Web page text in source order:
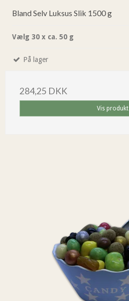
Bland Selv Luksus Slik 1500 g
Vælg 30 x ca. 50 g
På lager
284,25 DKK
Vis produkt